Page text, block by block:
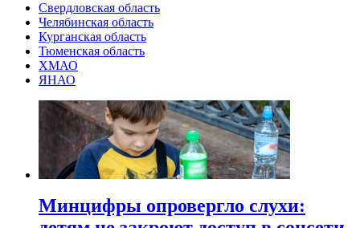
Свердловская область
Челябинская область
Курганская область
Тюменская область
ХМАО
ЯНАО
Минцифры опровергло слухи: